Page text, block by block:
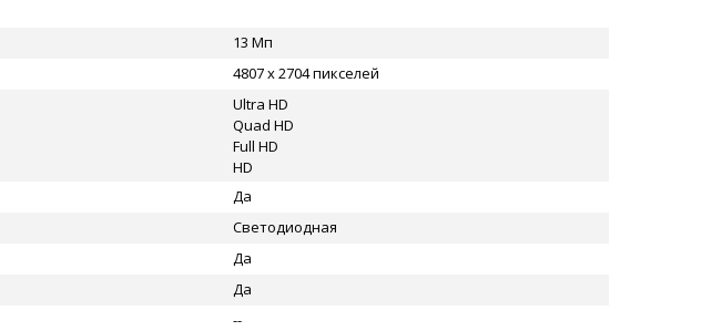
13 Мп
4807 x 2704 пикселей
Ultra HD
Quad HD
Full HD
HD
Да
Светодиодная
Да
Да
--